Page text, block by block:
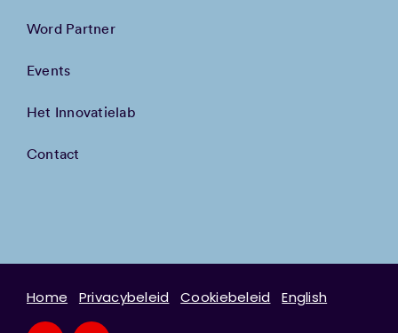
Word Partner
Events
Het Innovatielab
Contact
Home Privacybeleid Cookiebeleid English